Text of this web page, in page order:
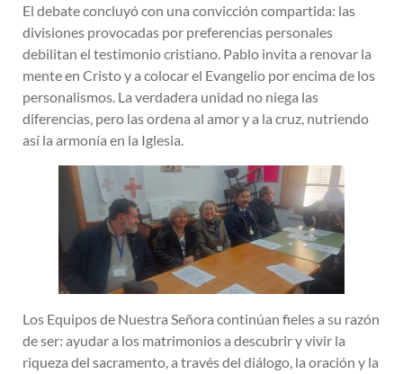
El debate concluyó con una convicción compartida: las
divisiones provocadas por preferencias personales
debilitan el testimonio cristiano. Pablo invita a renovar la
mente en Cristo y a colocar el Evangelio por encima de los
personalismos. La verdadera unidad no niega las
diferencias, pero las ordena al amor y a la cruz, nutriendo
así la armonía en la Iglesia.
Los Equipos de Nuestra Señora continúan fieles a su razón
de ser: ayudar a los matrimonios a descubrir y vivir la
riqueza del sacramento, a través del diálogo, la oración y la